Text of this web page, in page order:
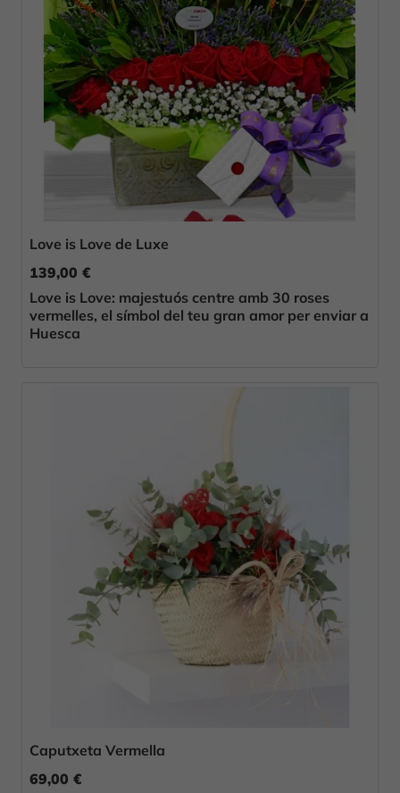
Love is Love de Luxe
139,00 €
Love is Love: majestuós centre amb 30 roses
vermelles, el símbol del teu gran amor per enviar a
Huesca
Caputxeta Vermella
69,00 €